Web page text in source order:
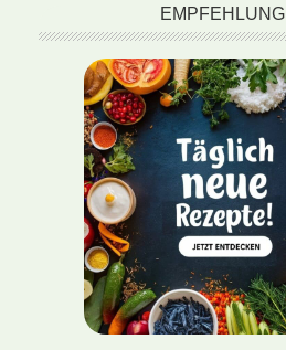
EMPFEHLUNG